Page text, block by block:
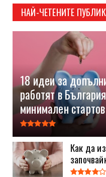
НАЙ-ЧЕТЕНИТЕ
18 идеи за
работят в
минимален
Как да